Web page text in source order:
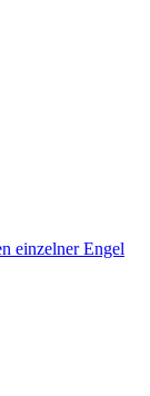
einzelner Engel